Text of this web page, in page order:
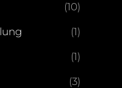
(10)
(1)
(1)
(3)